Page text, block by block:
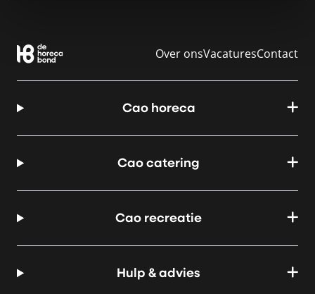
Over onsVacaturesContact
Cao horeca
Cao catering
Cao recreatie
Hulp & advies